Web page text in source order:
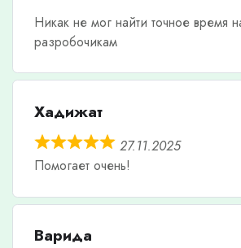
Никак не мог найти точное время
разробочикам
Хадижат
27.11.2025
Помогает очень!
Варида